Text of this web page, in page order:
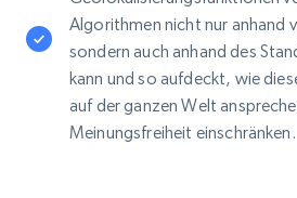
Algorithmen nicht nur anhand
sondern auch anhand des
kann und so aufdeckt, wie
auf der ganzen Welt
Meinungsfreiheit einschränken.